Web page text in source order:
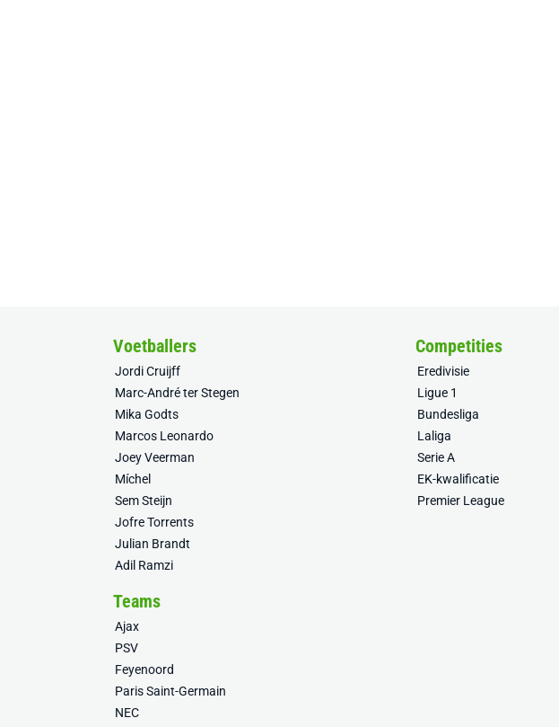
Voetballers
Jordi Cruijff
Marc-André ter Stegen
Mika Godts
Marcos Leonardo
Joey Veerman
Míchel
Sem Steijn
Jofre Torrents
Julian Brandt
Adil Ramzi
Competities
Eredivisie
Ligue 1
Bundesliga
Laliga
Serie A
EK-kwalificatie
Premier League
Teams
Ajax
PSV
Feyenoord
Paris Saint-Germain
NEC